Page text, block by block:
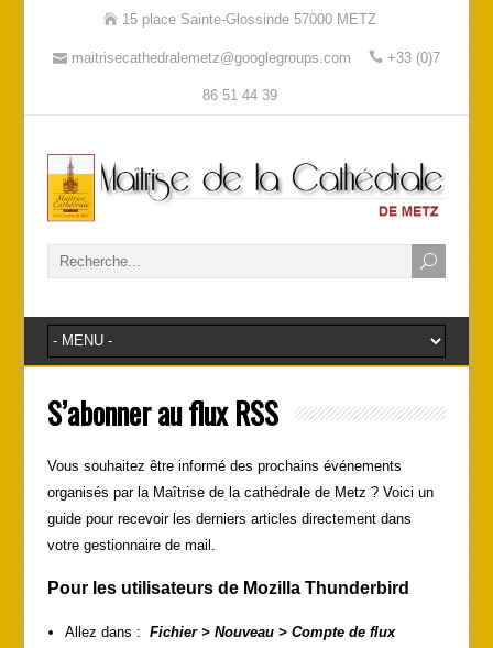
15 place Sainte-Glossinde 57000 METZ
maitrisecathedralemetz@googlegroups.com +33 (0)7
86 51 44 39
S’abonner au flux RSS
Vous souhaitez être informé des prochains événements
organisés par la Maîtrise de la cathédrale de Metz ? Voici un
guide pour recevoir les derniers articles directement dans
votre gestionnaire de mail.
Pour les utilisateurs de Mozilla Thunderbird
Allez dans : Fichier > Nouveau > Compte de flux